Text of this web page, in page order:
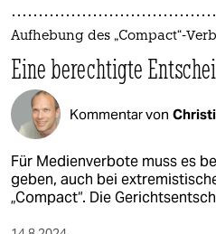
Aufhebung des „Compact“-
Eine berechtigte
Kommentar von
Für Medienverbote muss es
geben, auch bei
„Compact“. Die